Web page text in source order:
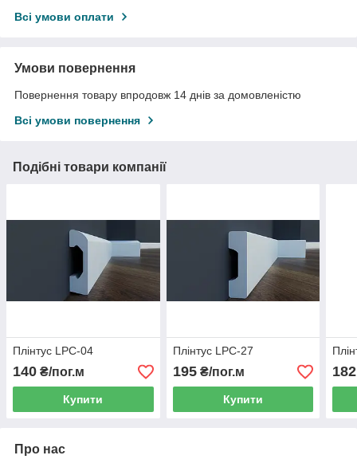
Всі умови оплати
Умови повернення
Повернення товару впродовж 14 днів за домовленістю
Всі умови повернення
Подібні товари компанії
Плінтус LPC-04
140 ₴/пог.м
Купити
Плінтус LPC-27
195₴/пог.м
Купити
182
Про нас